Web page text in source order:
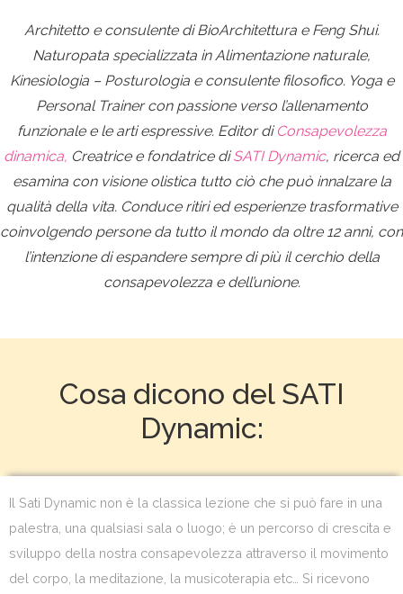
Architetto e consulente di BioArchitettura e Feng Shui.
Naturopata specializzata in Alimentazione naturale,
Kinesiologia – Posturologia e consulente filosofico. Yoga e
Personal Trainer con passione verso l’allenamento
funzionale e le arti espressive. Editor di Consapevolezza
dinamica, Creatrice e fondatrice diSATI Dynamic, ricerca ed
esamina con visione olistica tutto ciò che può innalzare la
qualità della vita. Conduce ritiri ed esperienze trasformative
coinvolgendo persone da tutto il mondo da oltre 12 anni, con
l’intenzione di espandere sempre di più il cerchio della
consapevolezza e dell’unione.
Cosa dicono del SATI
Dynamic:
Il Sati Dynamic non è la classica lezione che si può fare in una
palestra, una qualsiasi sala o luogo; è un percorso di crescita e
sviluppo della nostra consapevolezza attraverso il movimento
del corpo, la meditazione, la musicoterapia etc… Si ricevono